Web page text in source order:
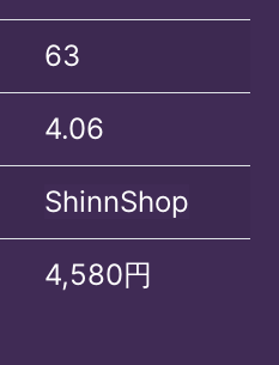
63
4.06
ShinnShop
4,580円